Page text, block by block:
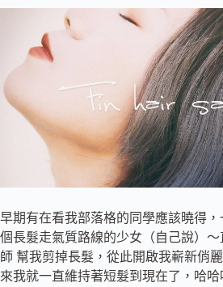
早期有在看我部落格的同學應該曉得
個長髮走氣質路線的少女（自己說）
師 幫我剪掉長髮，從此開啟我嶄新俏
來我就一直維持著短髮到現在了，哈